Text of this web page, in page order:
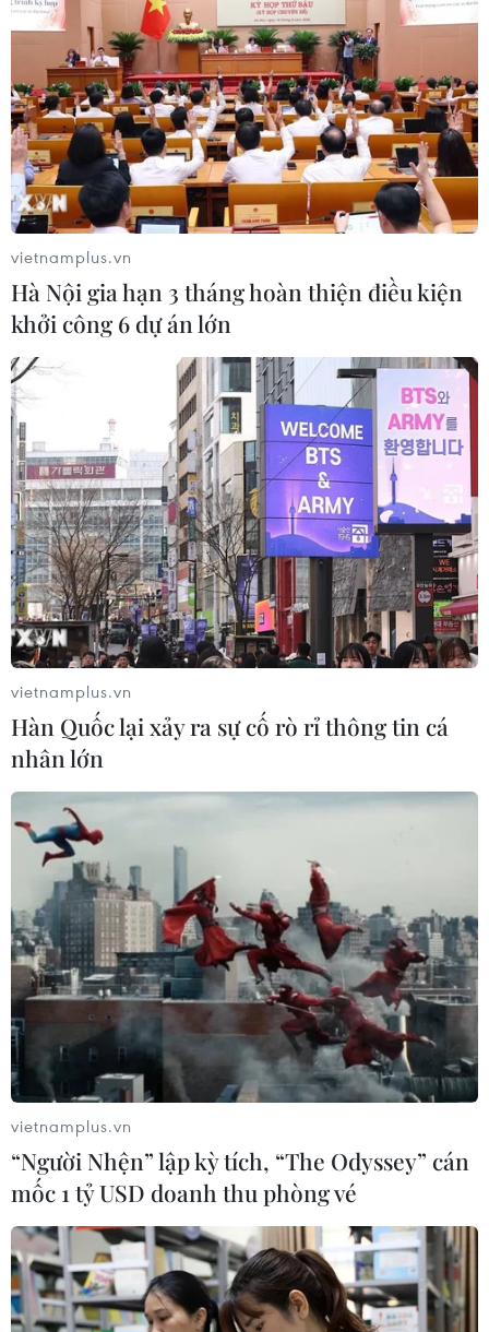
vietnamplus.vn
Hà Nội gia hạn 3 tháng hoàn thiện điều kiện
khởi công 6 dự án lớn
vietnamplus.vn
Hàn Quốc lại xảy ra sự cố rò rỉ thông tin cá
nhân lớn
vietnamplus.vn
“Người Nhện” lập kỳ tích, “The Odyssey” cán
mốc 1 tỷ USD doanh thu phòng vé